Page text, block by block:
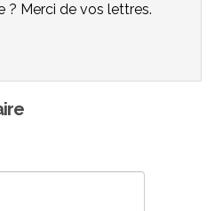
? Merci de vos lettres.